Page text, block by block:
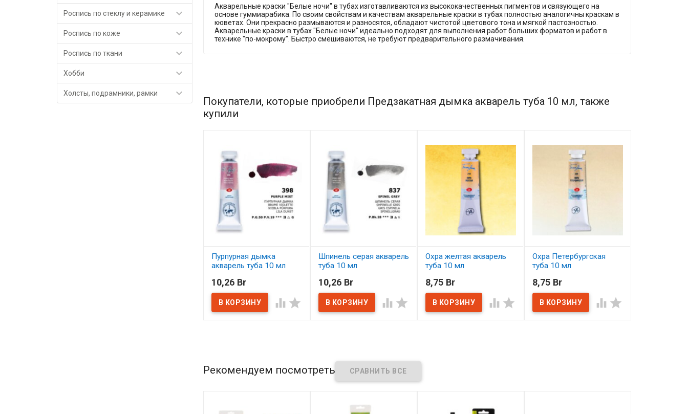
Роспись по стеклу и керамике 
Роспись по коже 
Роспись по ткани 
Хобби 
Холсты, подрамники, рамки 
Акварельные краски "Белые ночи" в тубах изготавливаются из высококачественных пигментов и связующего на
основе гуммиарабика. По своим свойствам и качествам акварельные краски в тубах полностью аналогичны краскам в
кюветах. Они прекрасно размываются и разносятся, обладают чистотой цветового тона и мягкой пастозностью.
Акварельные краски в тубах "Белые ночи" идеально подходят для выполнения работ больших форматов и работ в
технике "по-мокрому". Быстро смешиваются, не требуют предварительного размачивания.
Покупатели, которые приобрели Предзакатная дымка акварель туба 10 мл, также
купили
Пурпурная дымка
акварель туба 10 мл
В наличии
10,26 Br
 
Шпинель серая акварель
туба 10 мл
В наличии
10,26 Br
 
Охра желтая акварель
туба 10 мл
В наличии
8,75 Br
 
Охра Петербургская
туба 10 мл
В наличии
8,75 Br
 
Рекомендуем посмотреть